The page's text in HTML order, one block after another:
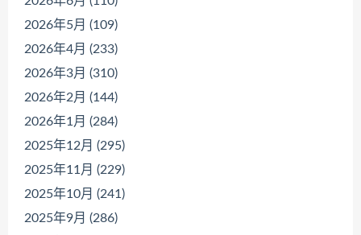
2026年5月 (109)
2026年4月 (233)
2026年3月 (310)
2026年2月 (144)
2026年1月 (284)
2025年12月 (295)
2025年11月 (229)
2025年10月 (241)
2025年9月 (286)